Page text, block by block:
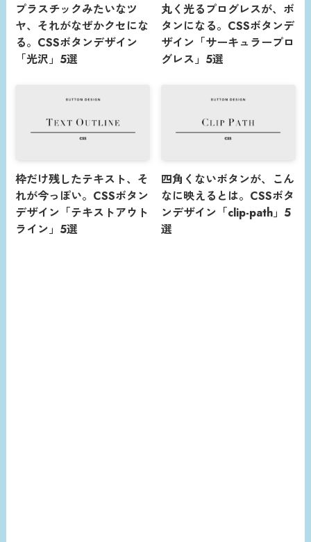
プラスチックみたいなツ
ヤ、それがなぜかクセにな
る。CSSボタンデザイン
「光沢」5選
丸く光るプログレスが、ボ
タンになる。CSSボタンデ
ザイン「サーキュラープロ
グレス」5選
枠だけ残したテキスト、そ
れが今っぽい。CSSボタン
デザイン「テキストアウト
ライン」5選
四角くないボタンが、こん
なに映えるとは。CSSボタ
ンデザイン「clip-path」5
選